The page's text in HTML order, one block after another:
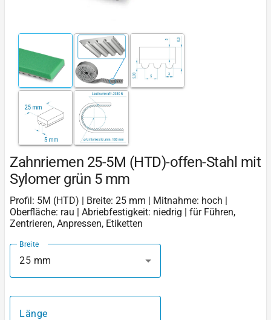
Zahnriemen 25-5M (HTD)-offen-Stahl mit
Sylomer grün 5 mm
Profil: 5M (HTD) | Breite: 25 mm | Mitnahme: hoch |
Oberfläche: rau | Abriebfestigkeit: niedrig | für Führen,
Zentrieren, Anpressen, Etiketten
Breite
25 mm
Länge